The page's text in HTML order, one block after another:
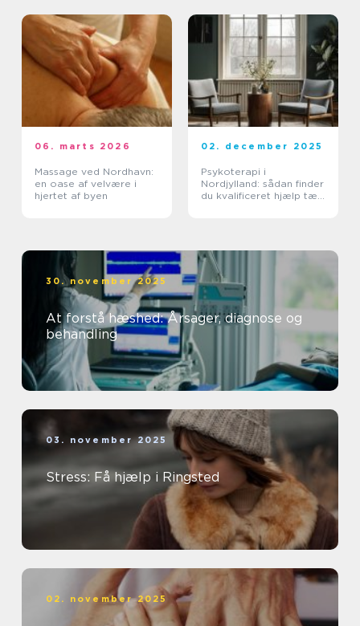
06. marts 2026
Massage ved Nordhavn:
en oase af velvære i
hjertet af byen
02. december 2025
Psykoterapi i
Nordjylland: sådan finder
du kvalificeret hjælp tæt
30. november 2025
At forstå hæshed: Årsager, diagnose og
behandling
03. november 2025
Stress: Få hjælp i Ringsted
02. november 2025